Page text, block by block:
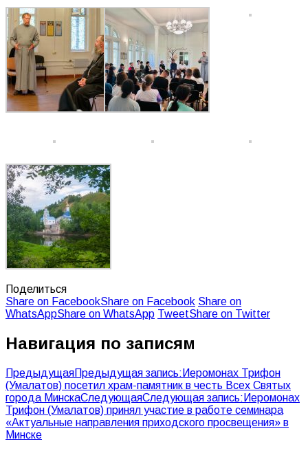
Поделиться
Share on FacebookShare on Facebook Share on
WhatsAppShare on WhatsApp TweetShare on Twitter
Навигация по записям
ПредыдущаяПредыдущая запись: Иеромонах Трифон
(Умалатов) посетил храм-памятник в честь Всех Святых
города МинскаСледующаяСледующая запись: Иеромонах
Трифон (Умалатов) принял участие в работе семинара
«Актуальные направления приходского просвещения» в
Минске